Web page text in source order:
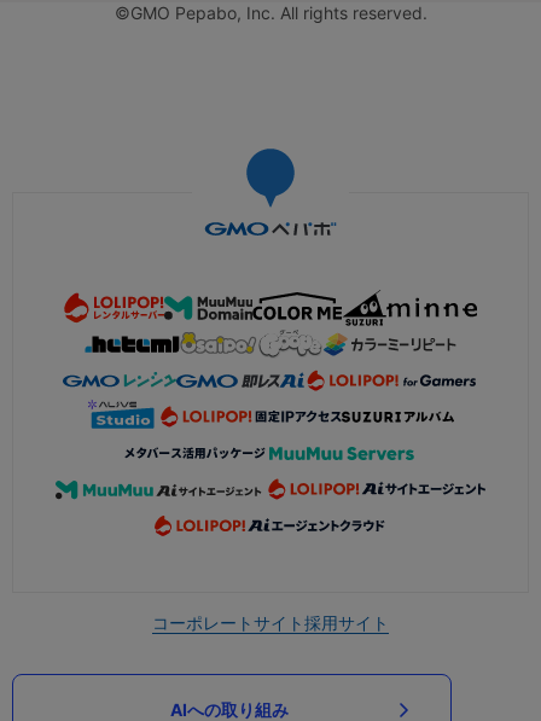
©GMO Pepabo, Inc. All rights reserved.
コーポレートサイト採用サイト
AIへの取り組み